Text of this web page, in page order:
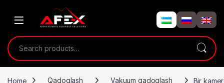
Search for:
Home Qadoqlash Vakuum qadoqlash Bir